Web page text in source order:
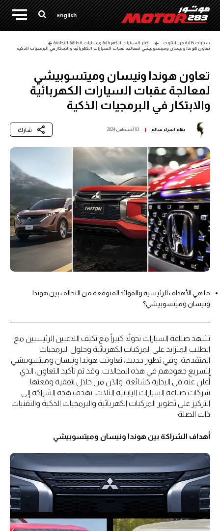
English
سيارات خالية من التلوث
اخبار السيارات الكهربائية وسيارات الطاقة النظيفة
تعاون هوندا ونيسان وميتسوبيشي لمعالجة عقبات السيارات الكهربائية والابتكار في البرمجيات الذكية
تعاون هوندا ونيسان وميتسوبيشي
لمعالجة عقبات السيارات الكهربائية
والابتكار في البرمجيات الذكية
بقلم اسراء سالم 03 أغسطس 2024 شارك
ما هي الأهداف الرئيسية والفوائد المتوقعة من التحالف بين هوندا
ونيسان وميتسوبيشي؟
تشهد صناعة السيارات تحولاً كبيراً مع تكيف اللاعبين الرئيسيين مع
الطلب المتزايد على المركبات الكهربائية وحلول البرمجيات
المتقدمة. وفي تطور حديث، تعاونت هوندا ونيسان وميتسوبيشي
لتسريع جهودهم في هذه المجالات. وقد تم تأكيد التعاون، الذي
أُعلن عنه في البداية كشائعة، والآن من خلال اتفقية وقعتها
شركات صناعة السيارات اليابانية الثلاث. تهدف هذه الشراكة إلى
التركيز على تطوير المركبات الكهربائية والبرمجيات الذكية والتقنيات
ذات الصلة.
أهداف الشراكة بين هوندا ونيسان وميتسوبيشي